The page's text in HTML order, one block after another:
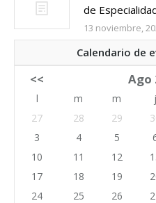
de
13 noviembre,
Calendario de
<< Ago
l m m j
27
28 29
3
4 5
10
11 12
17
18 19
24
25 26